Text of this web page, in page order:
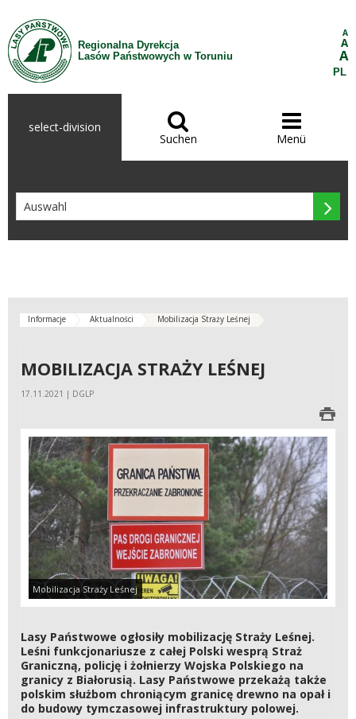
Zum Inhalt wechseln
Regionalna Dyrekcja
Lasów Państwowych w Toruniu
A
A
A
PL
select-division 
Suchen

Menü

Informacje Aktualności Mobilizacja Straży Leśnej
MOBILIZACJA STRAŻY LEŚNEJ
17.11.2021 | DGLP
Mobilizacja Straży Leśnej
Lasy Państwowe ogłosiły mobilizację Straży Leśnej.
Leśni funkcjonariusze z całej Polski wesprą Straż
Graniczną, policję i żołnierzy Wojska Polskiego na
granicy z Białorusią. Lasy Państwowe przekażą także
polskim służbom chroniącym granicę drewno na opał i
do budowy tymczasowej infrastruktury polowej.